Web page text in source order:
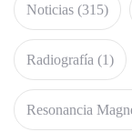
Noticias (315)
Radiografía (1)
Resonancia